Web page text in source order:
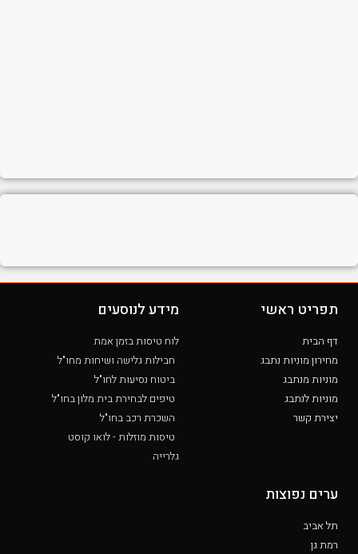
תפריט ראשי
דף הבית
מחירון מוניות נתבג
מוניות מנתבג
מוניות לנתבג
יצירת קשר
מידע לנוסעים
לוח טיסות בזמן אמת
חבילות גלישה ושיחות מחו"ל
ביטוח נסיעות לחו"ל
טיפים לבחירת בית מלון בחו"ל
השכרת רכב בחו"ל
טיסות מוזלות - לואו קוסט
גלרייה
ערים נפוצות
תל אביב
רמת גן